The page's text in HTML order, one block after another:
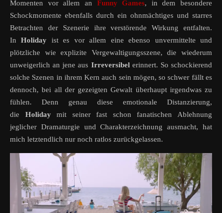
Momenten vor allem an Funny Games, in dem besondere
Schockmomente ebenfalls durch ein ohnmächtiges und starres
Betrachten der Szenerie ihre verstörende Wirkung entfalten.
InHoliday ist es vor allem eine ebenso unvermittelte und
plötzliche wie explizite Vergewaltigungsszene, die wiederum
unweigerlich an jene aus Irreversibel erinnert. So schockierend
solche Szenen in ihrem Kern auch sein mögen, so schwer fällt es
dennoch, bei all der gezeigten Gewalt überhaupt irgendwas zu
fühlen. Denn genau diese emotionale Distanzierung,
die Holidaymit seiner fast schon fanatischen Ablehnung
jeglicher Dramaturgie und Charakterzeichnung ausmacht, hat
mich letztendlich nur noch ratlos zurückgelassen.